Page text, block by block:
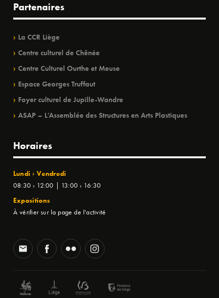
Partenaires
La CCR Liège
Centre culturel de Chênée
Centre Culturel Ourthe et Meuse
Espace Georges Truffaut
Foyer culturel de Jupille-Wandre
ASAP – L’Assemblée des Structures en Arts Plastiques
Horaires
Lundi › Vendredi
08:30 › 12:00 | 13:00 › 16:30
Expositions
À vérifier sur la page de l'activité